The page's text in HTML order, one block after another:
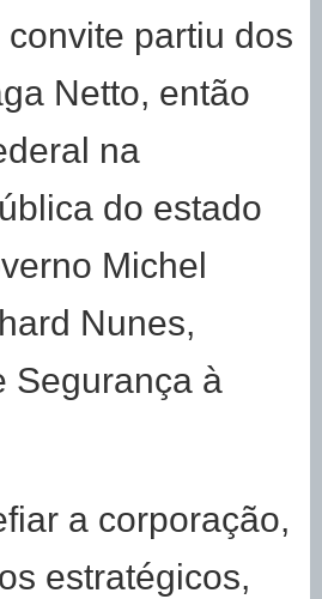
partiu dos
Netto, então
na
do estado
Michel
Nunes,
Segurança à
a corporação,
estratégicos,